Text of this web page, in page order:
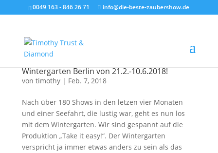
0049 163 - 846 26 71 info@die-beste-zaubershow.de
Wintergarten Berlin von 21.2.-10.6.2018!
von timothy| Feb. 7, 2018
Nach über 180 Shows in den letzen vier Monaten
und einer Seefahrt, die lustig war, geht es nun los
mit dem Wintergarten. Wir sind gespannt auf die
Produktion „Take it easy!“. Der Wintergarten
verspricht ja immer etwas anders zu sein als das